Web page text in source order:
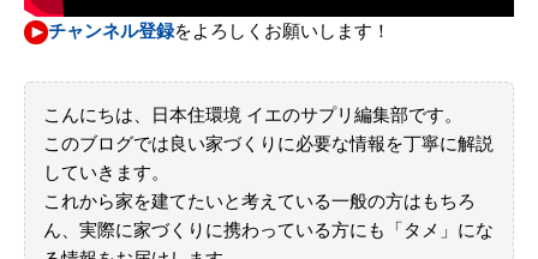
チャンネル登録をよろしくお願いします！
こんにちは、日本住環境 イエのサプリ編集部です。
このブログでは良い家づくりに必要な情報を丁寧に解説
していきます。
これから家を建てたいと考えている一般の方はもちろ
ん、実際に家づくりに携わっている方にも「タメ」にな